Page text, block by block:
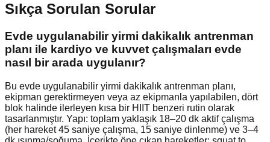
Sıkça Sorulan Sorular
Evde uygulanabilir yirmi dakikalık antrenman
planı ile kardiyo ve kuvvet çalışmaları evde
nasıl bir arada uygulanır?
Bu evde uygulanabilir yirmi dakikalık antrenman planı,
ekipman gerektirmeyen veya az ekipmanla yapılabilen, dört
blok halinde ilerleyen kısa bir HIIT benzeri rutin olarak
tasarlanmıştır. Yapı: toplam yaklaşık 18–20 dk aktif çalışma
(her hareket 45 saniye çalışma, 15 saniye dinlenme) ve 3–4